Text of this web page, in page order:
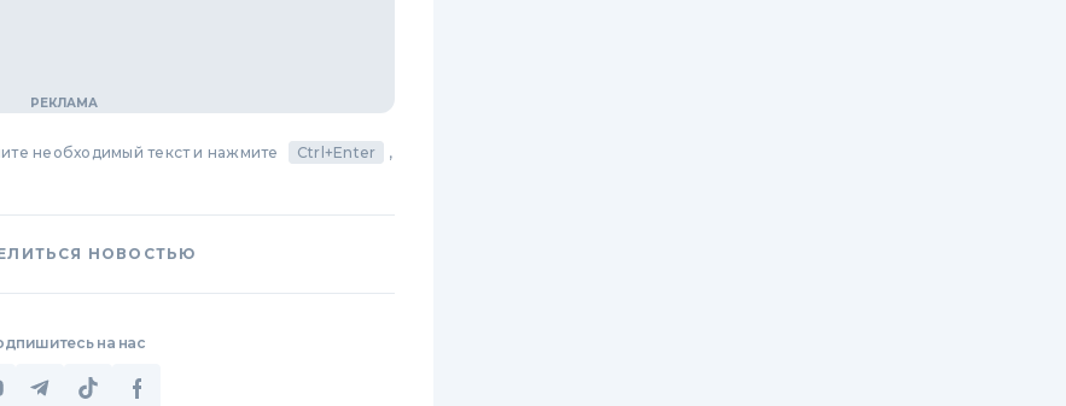
необходимый текст и нажмите Ctrl+Enter
,
НОВОСТЬЮ
на нас